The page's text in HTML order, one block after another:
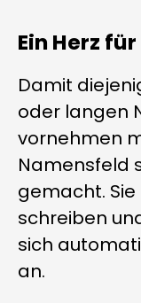
Ein Herz
Damit
oder langen
vornehmen
Namensfeld
gemacht.
schreiben
sich
an.